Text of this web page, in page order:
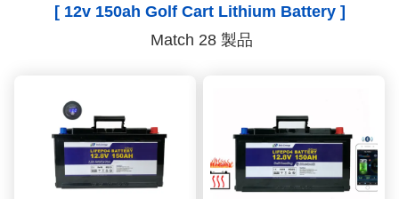
[ 12v 150ah Golf Cart Lithium Battery ]
Match 28 製品